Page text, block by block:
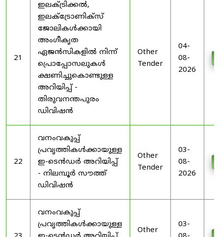
21
ഇലക്ട്രിക്കൽ,
ഇലക്ട്രോണിക്സ്
ജോലികൾക്കായി
അംഗീകൃത
ഏജൻസികളിൽ നിന്ന്
പ്രൊപ്പോസലുകൾ
ക്ഷണിച്ചുകൊണ്ടുള്ള
അറിയിപ്പ് -
തിരുവനന്തപുരം
ഡിവിഷൻ
Other
Tender
04-
08-
2026
22
വനംവകുപ്പ്
പ്രവൃത്തികൾക്കായുള്ള
ഇ-ടെൻഡർ അറിയിപ്പ്
- നിലമ്പൂർ സൗത്ത്
ഡിവിഷൻ
Other
Tender
03-
08-
2026
വനംവകുപ്പ്
പ്രവൃത്തികൾക്കായുള്ള
Other
03-